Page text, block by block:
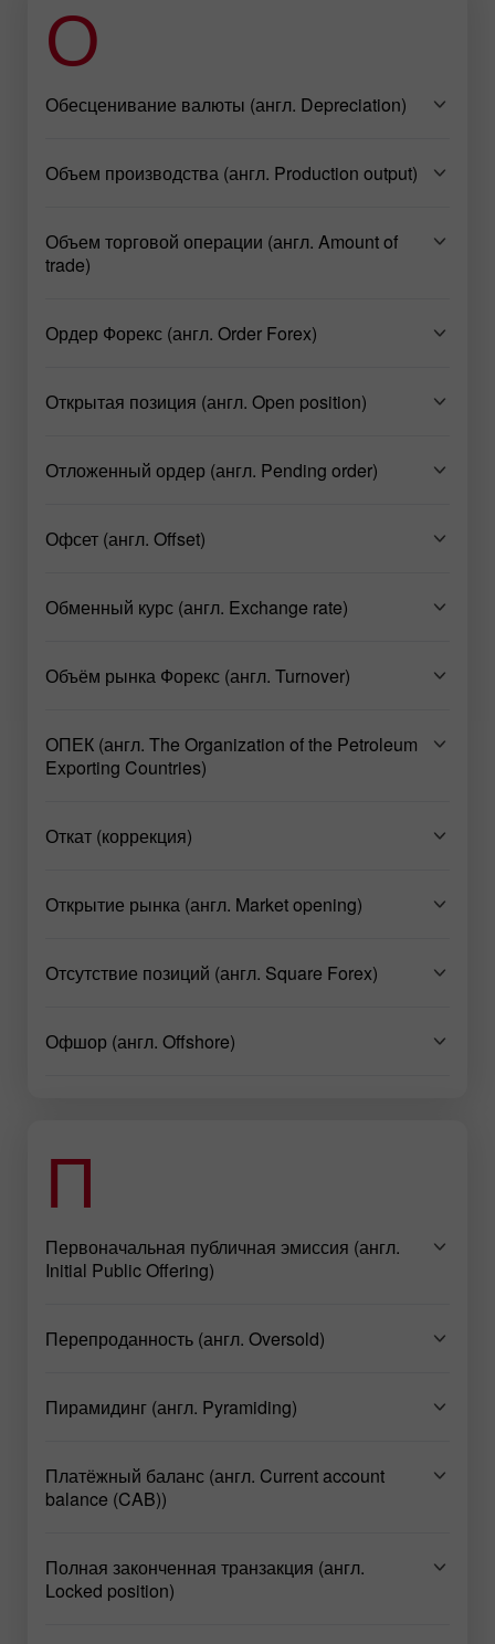
О
Обесценивание валюты (англ. Depreciation)
Объем производства (англ. Production output)
Объем торговой операции (англ. Amount of
trade)
Ордер Форекс (англ. Order Forex)
Открытая позиция (англ. Open position)
Отложенный ордер (англ. Pending order)
Офсет (англ. Offset)
Обменный курс (англ. Exchange rate)
Объём рынка Форекс (англ. Turnover)
ОПЕК (англ. The Organization of the Petroleum
Exporting Countries)
Откат (коррекция)
Открытие рынка (англ. Market opening)
Отсутствие позиций (англ. Square Forex)
Офшор (англ. Offshore)
П
Первоначальная публичная эмиссия (англ.
Initial Public Offering)
Перепроданность (англ. Oversold)
Пирамидинг (англ. Pyramiding)
Платёжный баланс (англ. Current account
balance (CAB))
Полная законченная транзакция (англ.
Locked position)